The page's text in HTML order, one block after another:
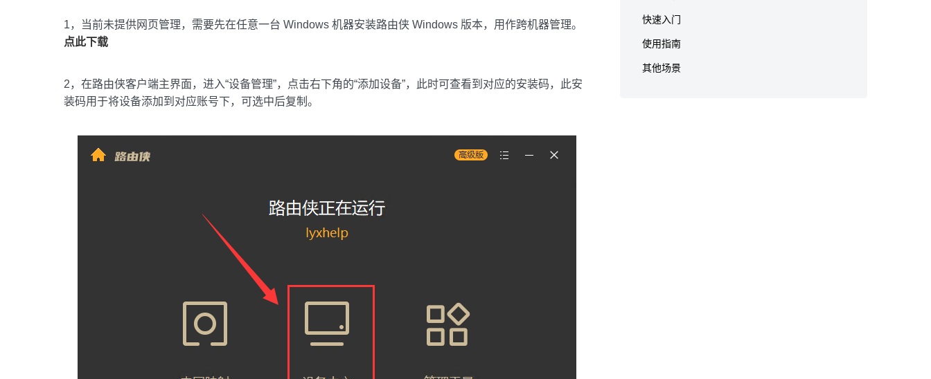
1，当前未提供网页管理，需要先在任意一台 Windows 机器安装路由侠 Windows 版本，用作跨机器管理。
点此下载
2，在路由侠客户端主界面，进入“设备管理”，点击右下角的“添加设备”，此时可查看到对应的安装码，此安
装码用于将设备添加到对应账号下，可选中后复制。
快速入门
使用指南
其他场景